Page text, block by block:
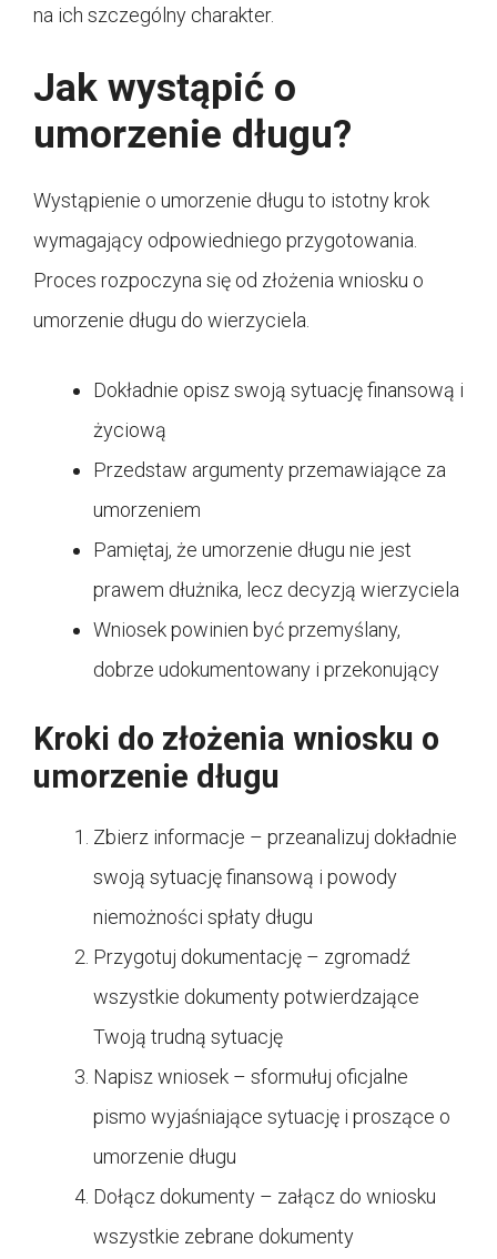
na ich szczególny charakter.
Jak wystąpić o
umorzenie długu?
Wystąpienie o umorzenie długu to istotny krok
wymagający odpowiedniego przygotowania.
Proces rozpoczyna się od złożenia wniosku o
umorzenie długu do wierzyciela.
Dokładnie opisz swoją sytuację finansową i
życiową
Przedstaw argumenty przemawiające za
umorzeniem
Pamiętaj, że umorzenie długu nie jest
prawem dłużnika, lecz decyzją wierzyciela
Wniosek powinien być przemyślany,
dobrze udokumentowany i przekonujący
Kroki do złożenia wniosku o
umorzenie długu
Zbierz informacje – przeanalizuj dokładnie
swoją sytuację finansową i powody
niemożności spłaty długu
Przygotuj dokumentację – zgromadź
wszystkie dokumenty potwierdzające
Twoją trudną sytuację
Napisz wniosek – sformułuj oficjalne
pismo wyjaśniające sytuację i proszące o
umorzenie długu
Dołącz dokumenty – załącz do wniosku
wszystkie zebrane dokumenty